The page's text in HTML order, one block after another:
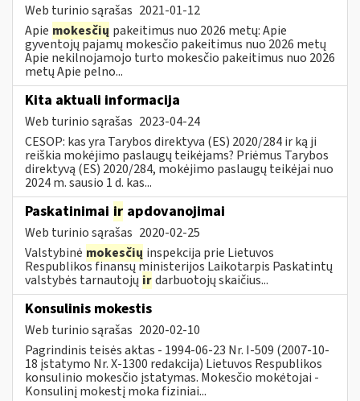
Web turinio sąrašas 2021-01-12
Apie mokesčių pakeitimus nuo 2026 metų: Apie
gyventojų pajamų mokesčio pakeitimus nuo 2026 metų
Apie nekilnojamojo turto mokesčio pakeitimus nuo 2026
metų Apie pelno...
Kita aktuali informacija
Web turinio sąrašas 2023-04-24
CESOP: kas yra Tarybos direktyva (ES) 2020/284 ir ką ji
reiškia mokėjimo paslaugų teikėjams? Priėmus Tarybos
direktyvą (ES) 2020/284, mokėjimo paslaugų teikėjai nuo
2024 m. sausio 1 d. kas...
Paskatinimai ir apdovanojimai
Web turinio sąrašas 2020-02-25
Valstybinė mokesčių inspekcija prie Lietuvos
Respublikos finansų ministerijos Laikotarpis Paskatintų
valstybės tarnautojų irdarbuotojų skaičius...
Konsulinis mokestis
Web turinio sąrašas 2020-02-10
Pagrindinis teisės aktas - 1994-06-23 Nr. I-509 (2007-10-
18 įstatymo Nr. X-1300 redakcija) Lietuvos Respublikos
konsulinio mokesčio įstatymas. Mokesčio mokėtojai -
Konsulinį mokestį moka fiziniai...